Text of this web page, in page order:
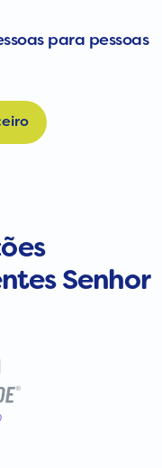
para pessoas
Senhor